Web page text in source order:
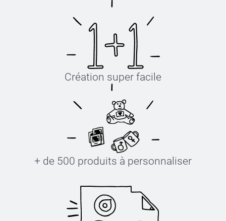
Création super facile
+ de 500 produits à personnaliser